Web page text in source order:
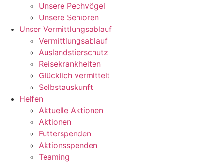
Unsere Pechvögel
Unsere Senioren
Unser Vermittlungsablauf
Vermittlungsablauf
Auslandstierschutz
Reisekrankheiten
Glücklich vermittelt
Selbstauskunft
Helfen
Aktuelle Aktionen
Aktionen
Futterspenden
Aktionsspenden
Teaming